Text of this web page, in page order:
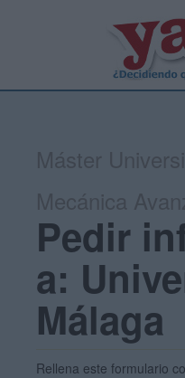
Pedir
a:
Málaga
Rellena este formulario